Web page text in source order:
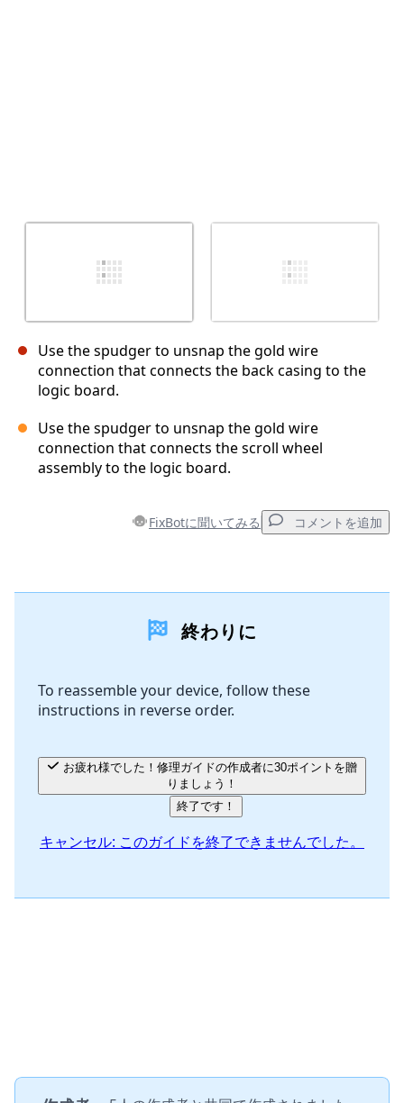
Use the spudger to unsnap the gold wire
connection that connects the back casing to the
logic board.
Use the spudger to unsnap the gold wire
connection that connects the scroll wheel
assembly to the logic board.
FixBotに聞いてみる コメントを追加
キャンセル
終わりに
To reassemble your device, follow these
instructions in reverse order.
りましょう！
終了です！
キャンセル: このガイドを終了できませんでした。